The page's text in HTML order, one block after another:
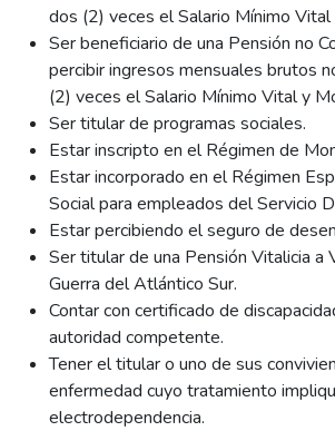
dos (2) veces el Salario Mínimo Vital
Ser beneficiario de una Pensión no
percibir ingresos mensuales brutos
(2) veces el Salario Mínimo Vital y
Ser titular de programas sociales.
Estar inscripto en el Régimen de
Estar incorporado en el Régimen
Social para empleados del Servicio
Estar percibiendo el seguro de
Ser titular de una Pensión Vitalicia a
Guerra del Atlántico Sur.
Contar con certificado de
autoridad competente.
Tener el titular o uno de sus
enfermedad cuyo tratamiento
electrodependencia.